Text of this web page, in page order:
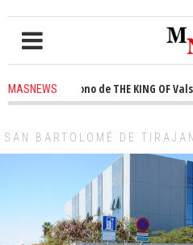
MASNEWS
el trono de THE KING OF
SAN BARTOLOMÉ DE